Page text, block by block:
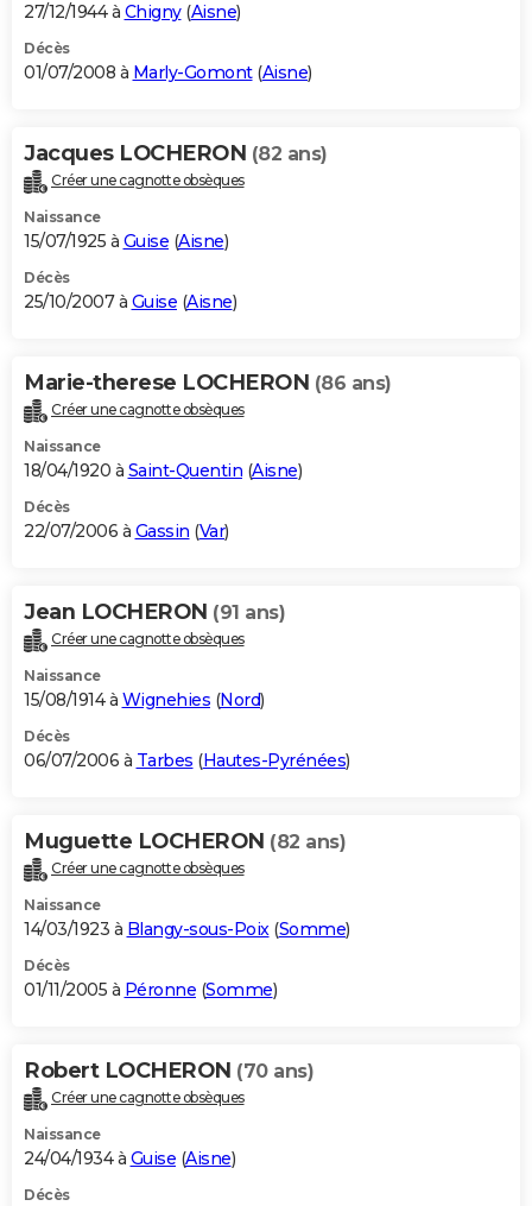
27/12/1944 à Chigny(Aisne)
Décès
01/07/2008 à Marly-Gomont(Aisne)
Jacques LOCHERON (82 ans)
Créer une cagnotte obsèques
Naissance
15/07/1925 à Guise (Aisne)
Décès
25/10/2007 à Guise (Aisne)
Marie-therese LOCHERON (86 ans)
Créer une cagnotte obsèques
Naissance
18/04/1920 à Saint-Quentin (Aisne)
Décès
22/07/2006 à Gassin (Var)
Jean LOCHERON (91 ans)
Créer une cagnotte obsèques
Naissance
15/08/1914 à Wignehies (Nord)
Décès
06/07/2006 à Tarbes (Hautes-Pyrénées)
Muguette LOCHERON (82 ans)
Créer une cagnotte obsèques
Naissance
14/03/1923 à Blangy-sous-Poix(Somme)
Décès
01/11/2005 à Péronne (Somme)
Robert LOCHERON (70 ans)
Créer une cagnotte obsèques
Naissance
24/04/1934 à Guise (Aisne)
Décès